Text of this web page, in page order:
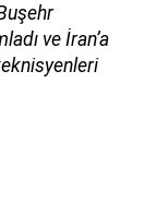
ve İran’a